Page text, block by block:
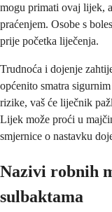
mogu primati ovaj lijek,
praćenjem. Osobe s
prije početka liječenja.
Trudnoća i dojenje
općenito smatra
rizike, vaš će liječnik
Lijek može proći u
smjernice o nastavku
Nazivi robnih
sulbaktama